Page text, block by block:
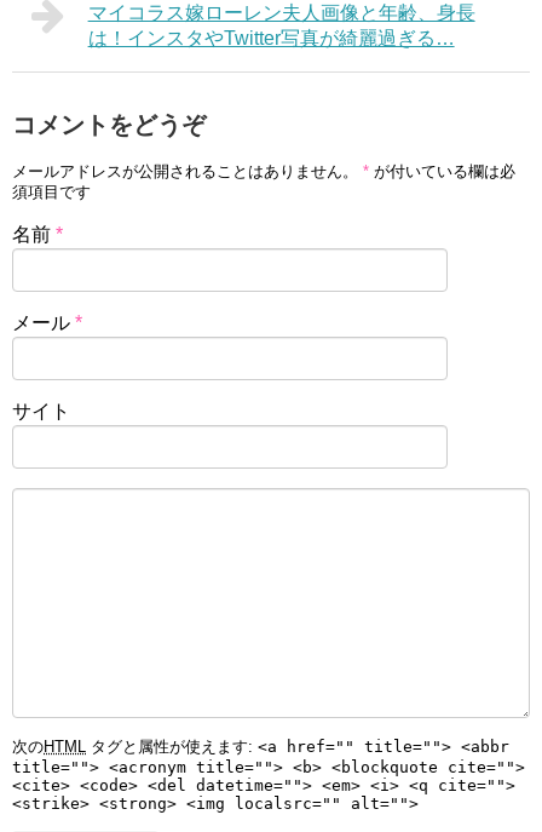
マイコラス嫁ローレン夫人画像と年齢、身長
は！インスタやTwitter写真が綺麗過ぎる…
コメントをどうぞ
メールアドレスが公開されることはありません。 * が付いている欄は必
須項目です
名前 *
メール *
サイト
次のHTML タグと属性が使えます: <a href="" title=""> <abbr
title=""> <acronym title=""> <b> <blockquote cite="">
<cite> <code> <del datetime=""> <em> <i> <q cite="">
<strike> <strong> <img localsrc="" alt="">